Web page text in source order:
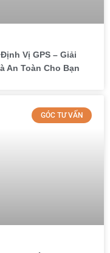
Vị GPS – Giải
An Toàn Cho Bạn
GÓC TƯ VẤN